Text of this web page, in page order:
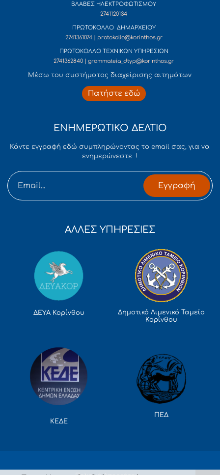
ΒΛΑΒΕΣ ΗΛΕΚΤΡΟΦΩΤΙΣΜΟΥ
2741120134
ΠΡΩΤΟΚΟΛΛΟ ΔΗΜΑΡΧΕΙΟΥ
2741361074 | protokollo@korinthos.gr
ΠΡΩΤΟΚΟΛΛΟ ΤΕΧΝΙΚΩΝ ΥΠΗΡΕΣΙΩΝ
2741362840 | grammateia_dtyp@korinthos.gr
Mέσω του συστήματος διαχείρισης αιτημάτων
Πατήστε εδώ
ΕΝΗΜΕΡΩΤΙΚΟ ΔΕΛΤΙΟ
Κάντε εγγραφή εδώ συμπληρώνοντας το email σας, για να
ενημερώνεστε !
Εγγραφή
ΑΛΛΕΣ ΥΠΗΡΕΣΙΕΣ
ΔΕΥΑ Κορίνθου
Δημοτικό Λιμενικό Ταμείο
Κορίνθου
ΚΕΔΕ
ΠΕΔ